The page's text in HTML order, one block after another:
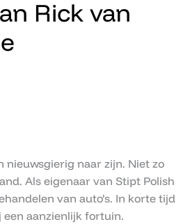
Rick van
nieuwsgierig naar zijn. Niet zo
Als eigenaar van Stipt Polish
van auto’s. In korte tijd
aanzienlijk fortuin.